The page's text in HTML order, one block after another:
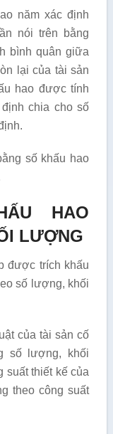
năm xác định
nói trên bằng
bình quân giữa
lại của tài sản
hao được tính
chia cho số
số khấu hao
HAO
LƯỢNG
được trích khấu
số lượng, khối
của tài sản cố
số lượng, khối
suất thiết kế của
theo công suất